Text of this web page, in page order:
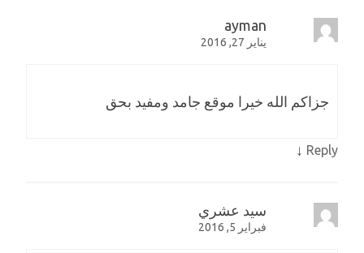
ayman
يناير 27, 2016
جزاكم الله خيرا موقع جامد ومفيد بحق
Reply
↓
سيد عشري
فبراير 5, 2016